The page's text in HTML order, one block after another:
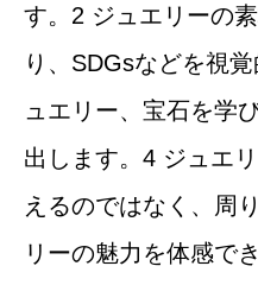
す。2 ジュエリーの
り、SDGsなどを視
ュエリー、宝石を学
出します。4 ジュエ
えるのではなく、周
リーの魅力を体感で